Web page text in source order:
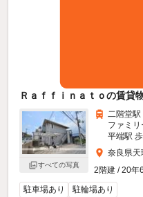
Ｒａｆｆｉｎａｔｏの賃貸
すべての写真
二階堂駅
ファミ
平端駅 歩
奈良県天
2階建 / 20年
駐車場あり
駐輪場あり